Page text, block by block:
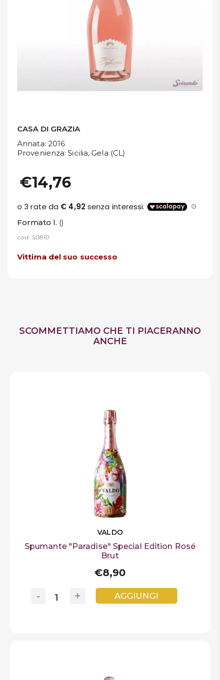
Preferiti
CASA DI GRAZIA
Annata: 2016
Provenienza: Sicilia, Gela (CL)
€14,76
Formato l. ()
cod. S0810
Vittima del suo successo
SCOMMETTIAMO CHE TI PIACERANNO
ANCHE
VALDO
Spumante "Paradise" Special Edition Rosé
Brut
€8,90
+
- AGGIUNGI